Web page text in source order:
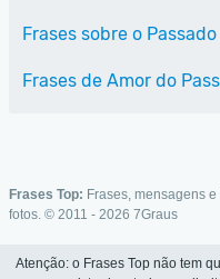
Frases sobre o Passado
Frases de Amor do
Frases Top: Frases, mensagens
fotos. © 2011 - 2026 7Graus
Atenção: o Frases Top não tem